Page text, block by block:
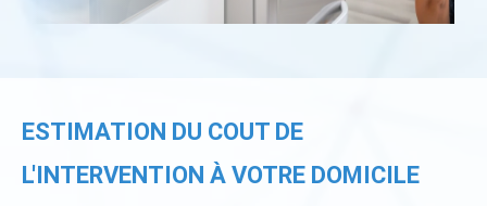
ESTIMATION DU COUT DE
L'INTERVENTION À VOTRE DOMICILE